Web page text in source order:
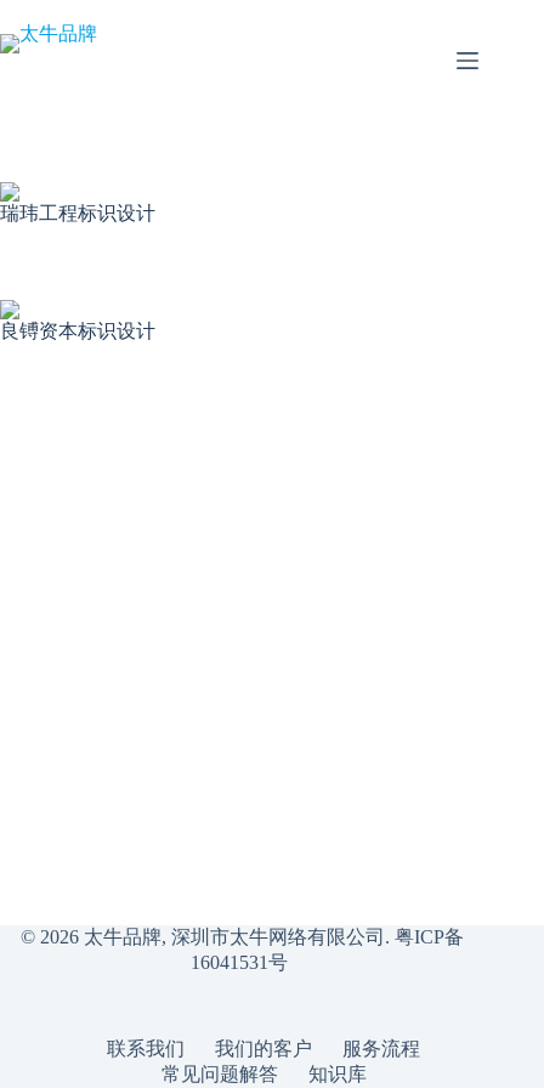
至
瑞玮工程标识设计
良镈资本标识设计
© 2026 太牛品牌, 深圳市太牛网络有限公司. 粤ICP备
16041531号
联系我们 我们的客户
服务流程
常见问题解答
知识库